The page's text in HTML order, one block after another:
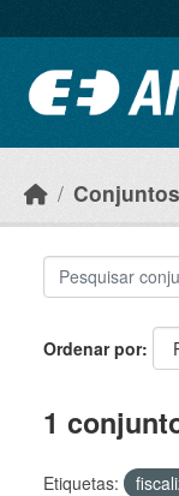
Ordenar por
1
Etiquetas: